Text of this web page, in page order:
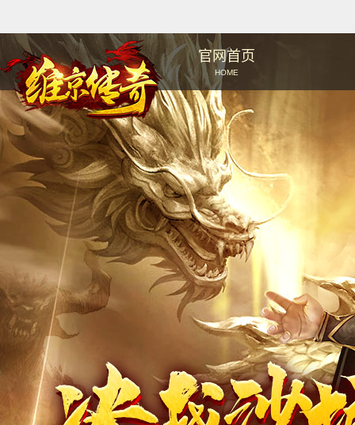
官网首页
HOME